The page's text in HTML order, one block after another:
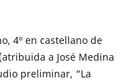
4º en castellano de
a José Medina
preliminar, “La